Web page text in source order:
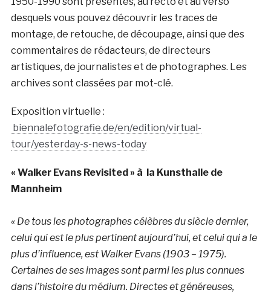
desquels vous pouvez découvrir les traces de
montage, de retouche, de découpage, ainsi que des
commentaires de rédacteurs, de directeurs
artistiques, de journalistes et de photographes. Les
archives sont classées par mot-clé.
Exposition virtuelle :
biennalefotografie.de/en/edition/virtual-
tour/yesterday-s-news-today
« Walker Evans Revisited » à la Kunsthalle de
Mannheim
« De tous les photographes célèbres du siècle dernier,
celui qui est le plus pertinent aujourd’hui, et celui qui a le
plus d’influence, est Walker Evans (1903 – 1975).
Certaines de ses images sont parmi les plus connues
dans l’histoire du médium. Directes et généreuses,